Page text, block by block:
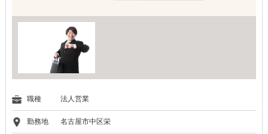
職種 法人営業
勤務地 名古屋市中区栄